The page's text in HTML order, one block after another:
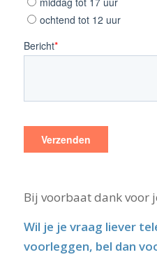
Bij voorbaat dank voor
Wil je je vraag liever
voorleggen, bel dan